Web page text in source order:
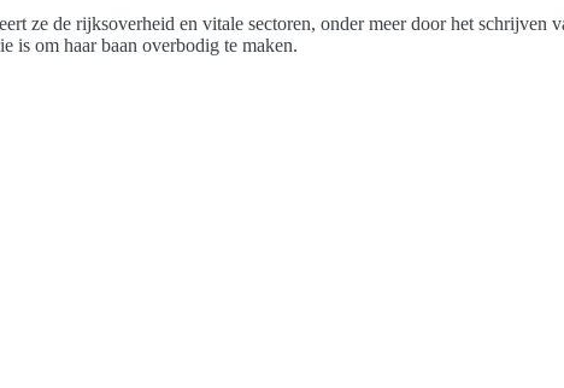
ze de rijksoverheid en vitale sectoren, onder meer door het schrijven
is om haar baan overbodig te maken.